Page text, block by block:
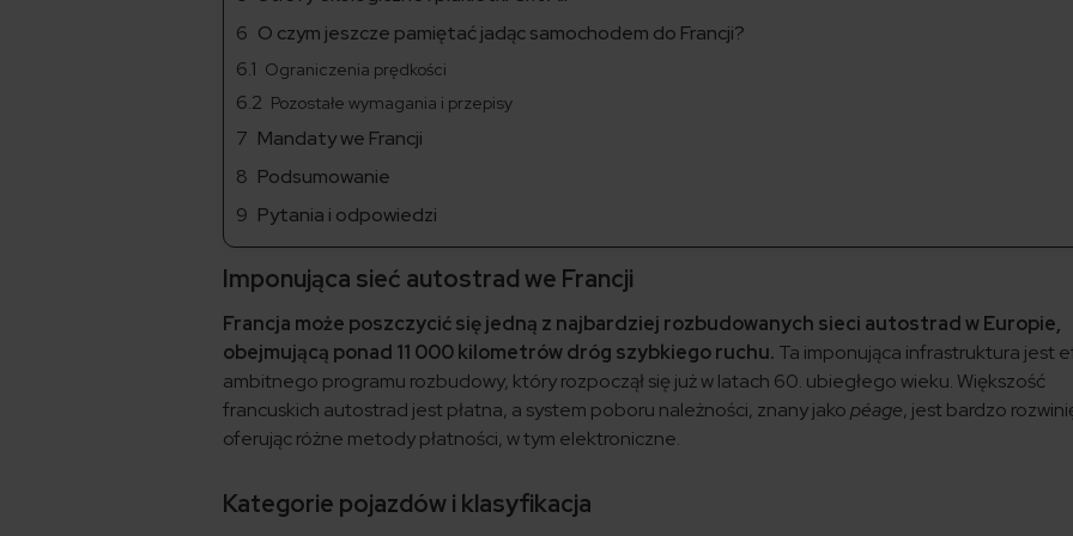
O czym jeszcze pamiętać jadąc samochodem do Francji?
Ograniczenia prędkości
Pozostałe wymagania i przepisy
Mandaty we Francji
Podsumowanie
Pytania i odpowiedzi
Imponująca sieć autostrad we Francji
Francja może poszczycić się jedną z najbardziej rozbudowanych sieci autostrad w Europie,
obejmującą ponad 11 000 kilometrów dróg szybkiego ruchu. Ta imponująca infrastruktura jest
ambitnego programu rozbudowy, który rozpoczął się już w latach 60. ubiegłego wieku. Większość
francuskich autostrad jest płatna, a system poboru należności, znany jakopéage, jest bardzo
oferując różne metody płatności, w tym elektroniczne.
Kategorie pojazdów i klasyfikacja